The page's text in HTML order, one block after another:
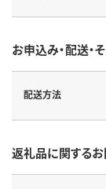
お申込み・配送・
配送方法
返礼品に関する